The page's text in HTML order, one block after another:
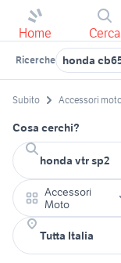
Home Cerca
Ricerche honda
Subito Accessori
Cosa cerchi?
Accessori
Moto